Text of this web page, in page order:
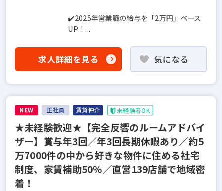
✔️2025年営業職の給与を「2万円」ベース
UP！...
求人詳細を見る 気になる
NEW 正社員 賃貸仲介 未経験者OK
★未経験歓迎★【完全反響のルームアドバイ
ザー】賞与年3回／年3回長期休暇あり／約5
万7000件の中から好きな物件に住める社宅
制度、家賃補助50％／直営139店舗で地域密
着！